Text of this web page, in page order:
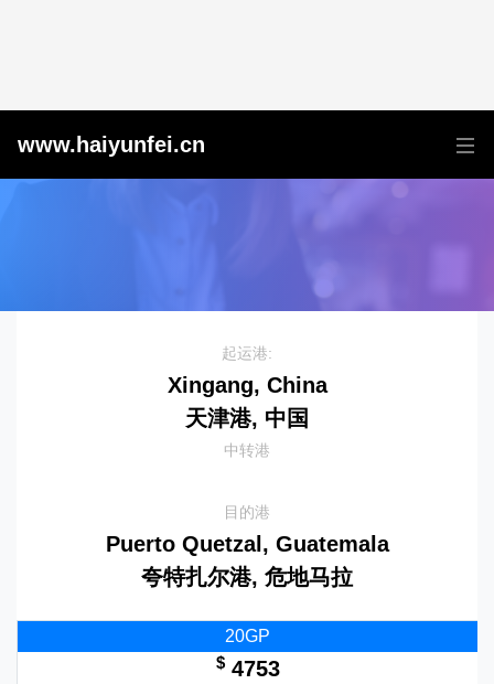
www.haiyunfei.cn
起运港:
Xingang, China
天津港, 中国
中转港
目的港
Puerto Quetzal, Guatemala
夸特扎尔港, 危地马拉
20GP
$4753